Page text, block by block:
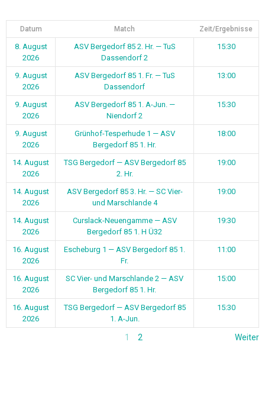
Datum Match Zeit/Ergebnisse
8. August
2026
ASV Bergedorf 85 2. Hr. — TuS
Dassendorf 2
15:30
9. August
2026
ASV Bergedorf 85 1. Fr. — TuS
Dassendorf
13:00
9. August
2026
ASV Bergedorf 85 1. A-Jun. —
Niendorf 2
15:30
9. August
2026
Grünhof-Tesperhude 1 — ASV
Bergedorf 85 1. Hr.
18:00
14. August
2026
TSG Bergedorf — ASV Bergedorf 85
2. Hr.
19:00
14. August
2026
ASV Bergedorf 85 3. Hr. — SC Vier-
und Marschlande 4
19:00
14. August
2026
Curslack-Neuengamme — ASV
Bergedorf 85 1. H Ü32
19:30
16. August
2026
Escheburg 1 — ASV Bergedorf 85 1.
Fr.
11:00
16. August
2026
SC Vier- und Marschlande 2 — ASV
Bergedorf 85 1. Hr.
15:00
16. August
2026
TSG Bergedorf — ASV Bergedorf 85
1. A-Jun.
15:30
1 2 Weiter